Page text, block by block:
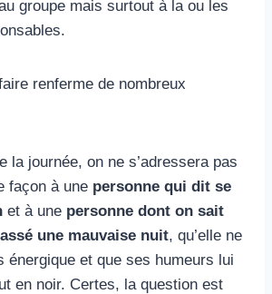
groupe mais surtout à la ou les
renferme de nombreux
la journée, on ne s’adressera pas
façon à une personne qui dit se
et à une personne dont on sait
une mauvaise nuit, qu’elle ne
énergique et que ses humeurs lui
en noir. Certes, la question est